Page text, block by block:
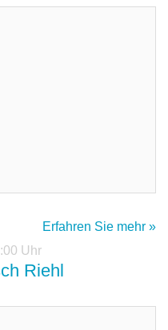
Erfahren Sie mehr »
Uhr
Riehl